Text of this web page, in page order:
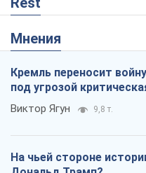
Мнения
Кремль переносит
под угрозой
Виктор Ягун 9,8 т.
На чьей стороне